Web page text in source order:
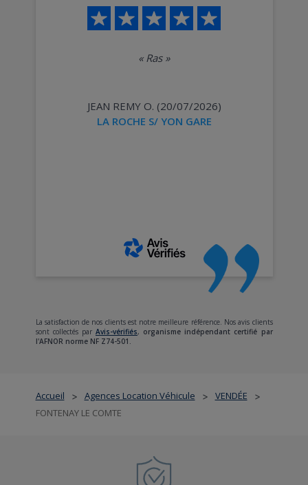
Accueil > Agences Location Véhicule > VENDÉE >
FONTENAY LE COMTE
« Ras»
JEAN REMY O. (20/07/2026)
LA ROCHE S/ YON GARE
La satisfaction de nos clients est notre meilleure référence. Nos avis clients
sont collectés par Avis-vérifiés, organisme indépendant certifié par
l'AFNOR norme NF Z74-501.